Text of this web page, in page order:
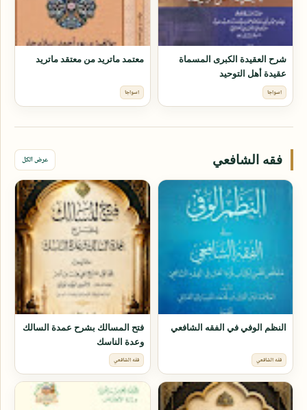
شرح العقيدة الكبرى المسماة
عقيدة أهل التوحيد
اسواجا
معتمد ماتريد من معتقد ماتريد
اسواجا
فقه الشافعي عرض الكل
النظم الوفي في الفقه الشافعي
فقه الشافعي
فتح المسالك بشرح عمدة السالك
وعدة الناسك
فقه الشافعي